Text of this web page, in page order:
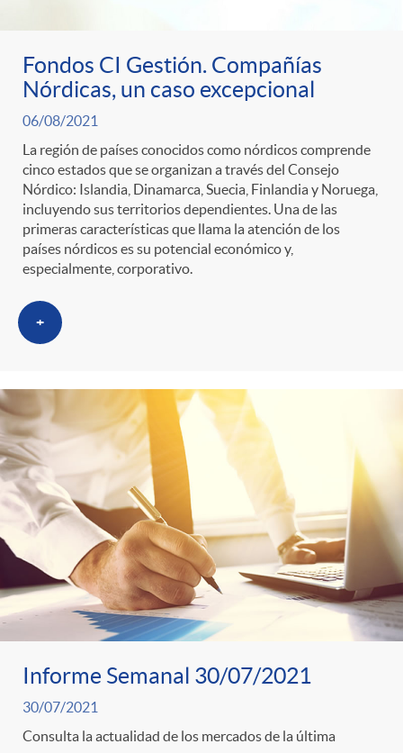
Fondos CI Gestión. Compañías
Nórdicas, un caso excepcional
06/08/2021
La región de países conocidos como nórdicos comprende
cinco estados que se organizan a través del Consejo
Nórdico: Islandia, Dinamarca, Suecia, Finlandia y Noruega,
incluyendo sus territorios dependientes. Una de las
primeras características que llama la atención de los
países nórdicos es su potencial económico y,
especialmente, corporativo.
+
Informe Semanal 30/07/2021
30/07/2021
Consulta la actualidad de los mercados de la última